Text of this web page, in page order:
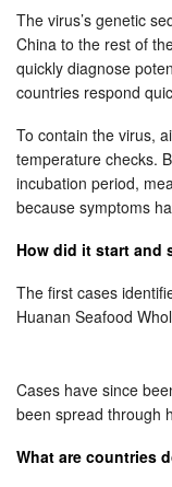
The virus’s genetic
China to the rest of
quickly diagnose
countries respond
To contain the virus,
temperature checks.
incubation period,
because symptoms
How did it start and
The first cases
Huanan Seafood
Cases have since
been spread through
What are countries